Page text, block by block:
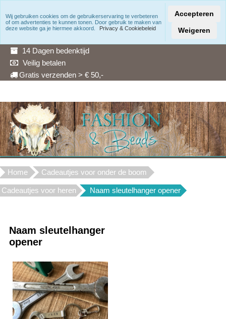
Snelle levering
14 Dagen bedenktijd
Veilig betalen
Gratis verzenden > € 50,-
Home Cadeautjes voor onder de boom
Cadeautjes voor heren Naam sleutelhanger opener
Naam sleutelhanger
opener
Wij gebruiken cookies om de gebruikerservaring te verbeteren
of om advertenties te kunnen tonen. Door gebruik te maken van
deze website ga je hiermee akkoord.
Privacy & Cookiebeleid
Accepteren
Weigeren